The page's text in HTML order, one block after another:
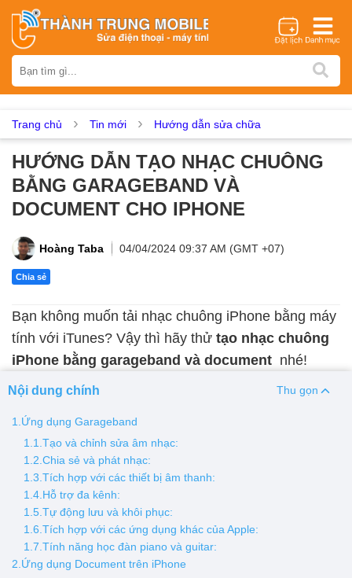
iPhone Samsung Oppo Xiaomi Realme Vivo
Nokia
Asus Sony Vertu LG Tecno
Dịch vụ sửa chữa
Thay mic Thay rung Thay main Unlock - Mở Khoá
Màn hình Google Pixel
Thay pin
Thay vỏ
Vỏ iPhone
Vỏ Huawei Vỏ Vivo
Trang chủ Tin mới Hướng dẫn sửa chữa
HƯỚNG DẪN TẠO NHẠC CHUÔNG
BẰNG GARAGEBAND VÀ
DOCUMENT CHO IPHONE
Hoàng Taba 04/04/2024 09:37 AM (GMT +07)
Chia sẻ
Bạn không muốn tải nhạc chuông iPhone bằng máy
tính với iTunes? Vậy thì hãy thử tạo nhạc chuông
iPhone bằng garageband và document nhé!
Nội dung chính Thu gọn
1.Ứng dụng Garageband
1.1.Tạo và chỉnh sửa âm nhạc:
1.2.Chia sẻ và phát nhạc:
1.3.Tích hợp với các thiết bị âm thanh:
1.4.Hỗ trợ đa kênh:
1.5.Tự động lưu và khôi phục:
1.6.Tích hợp với các ứng dụng khác của Apple:
1.7.Tính năng học đàn piano và guitar:
2.Ứng dụng Document trên iPhone